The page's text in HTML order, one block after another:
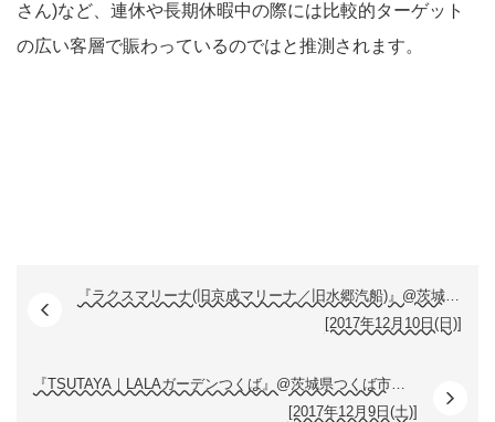
さん)など、連休や長期休暇中の際には比較的ターゲット
の広い客層で賑わっているのではと推測されます。
『ラクスマリーナ(旧京成マリーナ／旧水郷汽船)』@茨城県土浦市川口２丁目１３−６
[2017年12月10日(日)]
『TSUTAYA｜LALAガーデンつくば』@茨城県つくば市小野崎千駄苅２７８−１
[2017年12月9日(土)]